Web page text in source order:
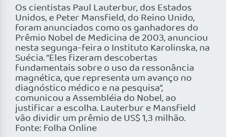
Os cientistas Paul Lauterbur, dos Estados
Unidos, e Peter Mansfield, do Reino Unido,
foram anunciados como os ganhadores do
Prêmio Nobel de Medicina de 2003, anunciou
nesta segunga-feira o Instituto Karolinska, na
Suécia. “Eles fizeram descobertas
fundamentais sobre o uso da ressonância
magnética, que representa um avanço no
diagnóstico médico e na pesquisa”,
comunicou a Assembléia do Nobel, ao
justificar a escolha. Lauterbur e Mansfield
vão dividir um prêmio de US$ 1,3 milhão.
Fonte: Folha Online